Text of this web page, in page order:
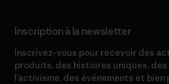
Inscription à la newsletter
Inscrivez-vous pour recevoir des
produits, des histoires uniques,
l’activisme, des événements et bien